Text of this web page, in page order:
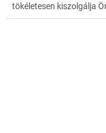
tökéletesen kiszolgálja